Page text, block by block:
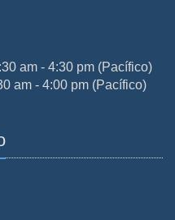
am - 4:30 pm (Pacífico)
am - 4:00 pm (Pacífico)